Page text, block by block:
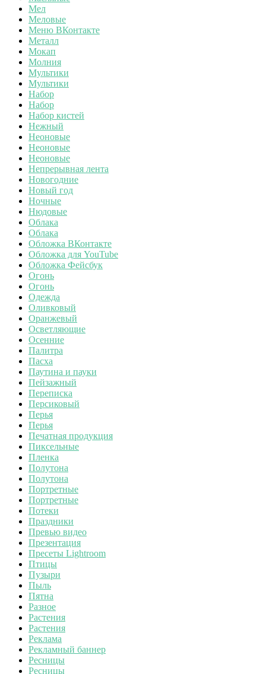
Мел
Меловые
Меню ВКонтакте
Металл
Мокап
Молния
Мультики
Мультики
Набор
Набор
Набор кистей
Нежный
Неоновые
Неоновые
Неоновые
Непрерывная лента
Новогодние
Новый год
Ночные
Нюдовые
Облака
Облака
Обложка ВКонтакте
Обложка для YouTube
Обложка Фейсбук
Огонь
Огонь
Одежда
Оливковый
Оранжевый
Осветляющие
Осенние
Палитра
Пасха
Паутина и пауки
Пейзажный
Переписка
Персиковый
Перья
Перья
Печатная продукция
Пиксельные
Пленка
Полутона
Полутона
Портретные
Портретные
Потеки
Праздники
Превью видео
Презентация
Пресеты Lightroom
Птицы
Пузыри
Пыль
Пятна
Разное
Растения
Растения
Реклама
Рекламный баннер
Ресницы
Ресницы